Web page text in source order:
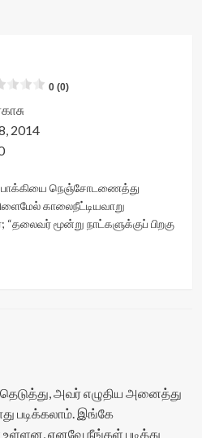
0 (0)
2014
நெஞ்சோடணைத்து
காலைநீட்டியவாறு
மூன்று நாட்களுக்குப் பிறகு
அவர் எழுதிய அனைத்து
படிக்கலாம். இங்கே
எனவே நீங்கள் படித்து